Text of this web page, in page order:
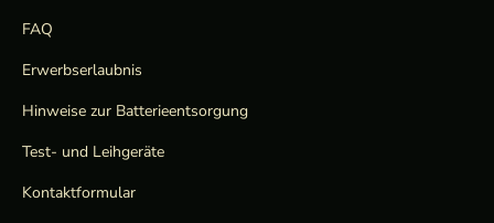
FAQ
Erwerbserlaubnis
Hinweise zur Batterieentsorgung
Test- und Leihgeräte
Kontaktformular